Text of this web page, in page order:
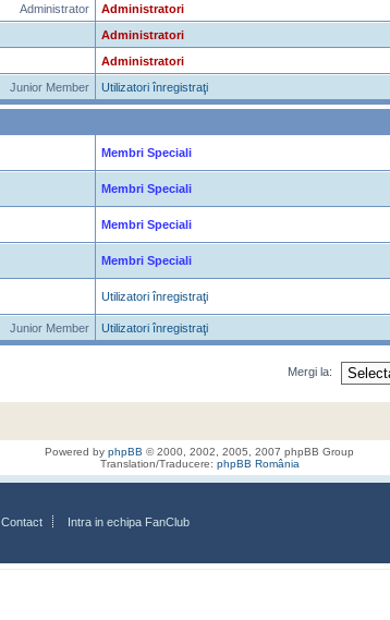
Administrator
Administratori
Administratori
Administratori
Junior Member
Utilizatori înregistraţi
Membri Speciali
Membri Speciali
Membri Speciali
Membri Speciali
Utilizatori înregistraţi
Junior Member Utilizatori înregistraţi
Mergi la:
Powered by phpBB © 2000, 2002, 2005, 2007 phpBB Group
Translation/Traducere: phpBB România
Contact Intra in echipa FanClub